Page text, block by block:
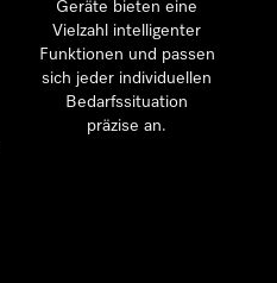
Geräte bieten eine
Vielzahl intelligenter
Funktionen und passen
sich jeder individuellen
Bedarfssituation
präzise an.